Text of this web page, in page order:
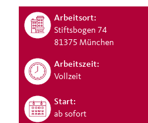
Arbeitsort:
Stiftsbogen 74
81375 München
Arbeitszeit:
Vollzeit
Start:
ab sofort